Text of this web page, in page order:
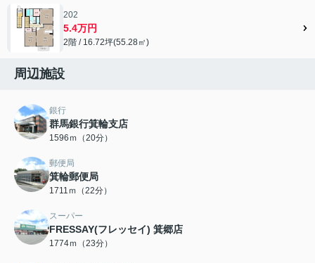
202
5.4万円
2階 / 16.72坪(55.28㎡)
周辺施設
銀行
群馬銀行箕輪支店
1596ｍ（20分）
郵便局
箕輪郵便局
1711ｍ（22分）
スーパー
FRESSAY(フレッセイ) 箕郷店
1774ｍ（23分）